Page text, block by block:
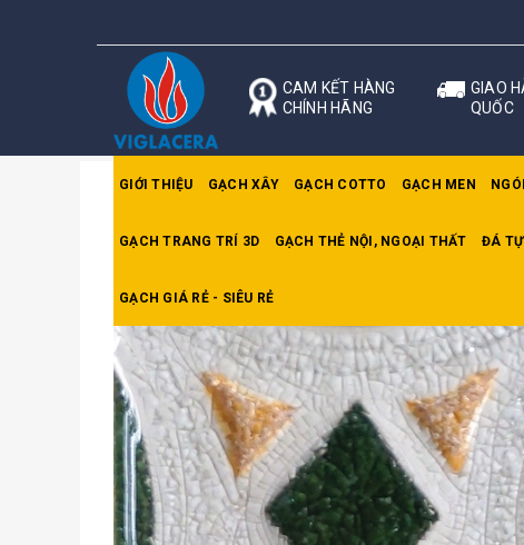
CAM KẾT HÀNG
CHÍNH HÃNG
GIAO
QUỐC
GIỚI THIỆU GẠCH XÂY GẠCH COTTO GẠCH MEN NGÓI
GẠCH TRANG TRÍ 3D GẠCH THẺ NỘI, NGOẠI THẤT ĐÁ
GẠCH GIÁ RẺ - SIÊU RẺ
Trang chủ Gạch Mosaic Gạch Trừu Tượng 43B